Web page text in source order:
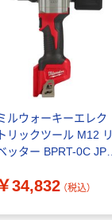
ルウォーキーエレク
トリックツール M12 リ
ッター BPRT-0C JP 1
34,832 （税込）